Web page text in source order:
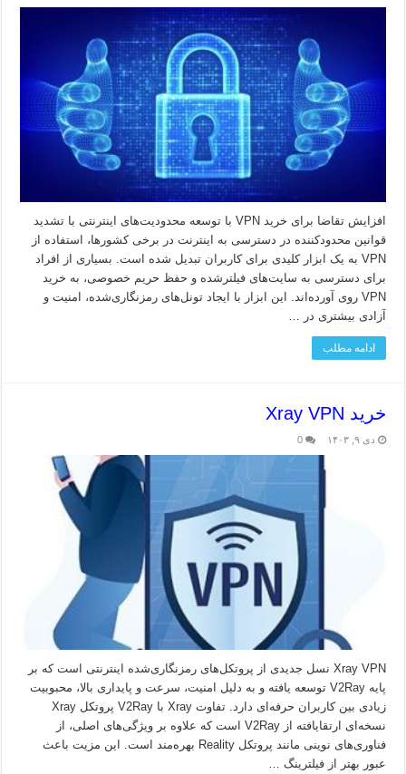
افزایش تقاضا برای خرید VPN با توسعه محدودیت‌های اینترنتی با تشدید
قوانین محدودکننده در دسترسی به اینترنت در برخی کشورها، استفاده از
VPN به یک ابزار کلیدی برای کاربران تبدیل شده است. بسیاری از افراد
برای دسترسی به سایت‌های فیلترشده و حفظ حریم خصوصی، به خرید
VPN روی آورده‌اند. این ابزار با ایجاد تونل‌های رمزنگاری‌شده، امنیت و
آزادی بیشتری در …
ادامه مطلب
خرید Xray VPN
دی ۹, ۱۴۰۳ 0
Xray VPN نسل جدیدی از پروتکل‌های رمزنگاری‌شده اینترنتی است که بر
پایه V2Ray توسعه یافته و به دلیل امنیت، سرعت و پایداری بالا، محبوبیت
زیادی بین کاربران حرفه‌ای دارد. تفاوت Xray با V2Ray پروتکل Xray
نسخه‌ای ارتقایافته از V2Ray است که علاوه بر ویژگی‌های اصلی، از
فناوری‌های نوینی مانند پروتکل Reality بهره‌مند است. این مزیت باعث
عبور بهتر از فیلترینگ …